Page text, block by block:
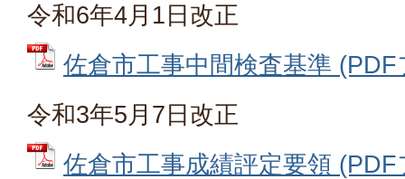
令和6年4月1日改正
佐倉市工事中間検査基準
令和3年5月7日改正
佐倉市工事成績評定要領